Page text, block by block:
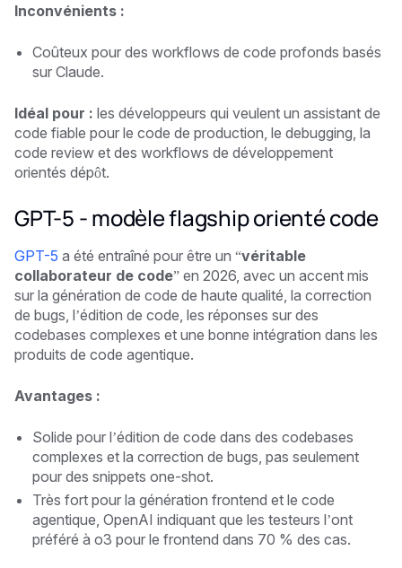
Inconvénients :
Coûteux pour des workflows de code profonds basés
sur Claude.
Idéal pour : les développeurs qui veulent un assistant de
code fiable pour le code de production, le debugging, la
code review et des workflows de développement
orientés dépôt.
GPT-5 - modèle flagship orienté code
GPT-5 a été entraîné pour être un “véritable
collaborateur de code” en 2026, avec un accent mis
sur la génération de code de haute qualité, la correction
de bugs, l’édition de code, les réponses sur des
codebases complexes et une bonne intégration dans les
produits de code agentique.
Avantages :
Solide pour l’édition de code dans des codebases
complexes et la correction de bugs, pas seulement
pour des snippets one-shot.
Très fort pour la génération frontend et le code
agentique, OpenAI indiquant que les testeurs l’ont
préféré à o3 pour le frontend dans 70 % des cas.